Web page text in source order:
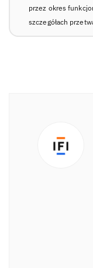
przez okres
szczegółach